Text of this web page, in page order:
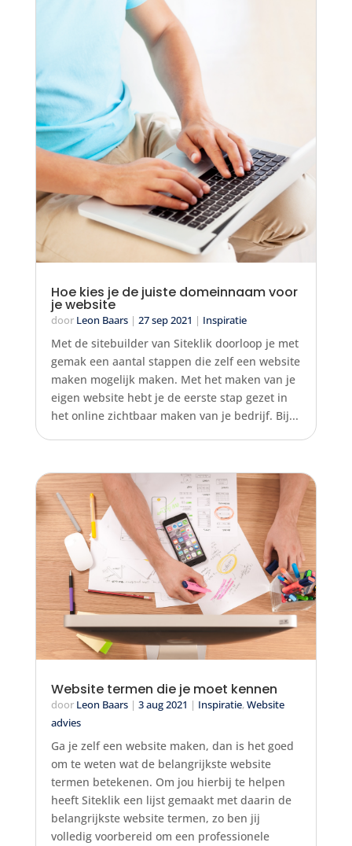
Hoe kies je de juiste domeinnaam voor
je website
door Leon Baars| 27 sep 2021 | Inspiratie
Met de sitebuilder van Siteklik doorloop je met
gemak een aantal stappen die zelf een website
maken mogelijk maken. Met het maken van je
eigen website hebt je de eerste stap gezet in
het online zichtbaar maken van je bedrijf. Bij...
Website termen die je moet kennen
door Leon Baars| 3 aug 2021 | Inspiratie,Website
advies
Ga je zelf een website maken, dan is het goed
om te weten wat de belangrijkste website
termen betekenen. Om jou hierbij te helpen
heeft Siteklik een lijst gemaakt met daarin de
belangrijkste website termen, zo ben jij
volledig voorbereid om een professionele